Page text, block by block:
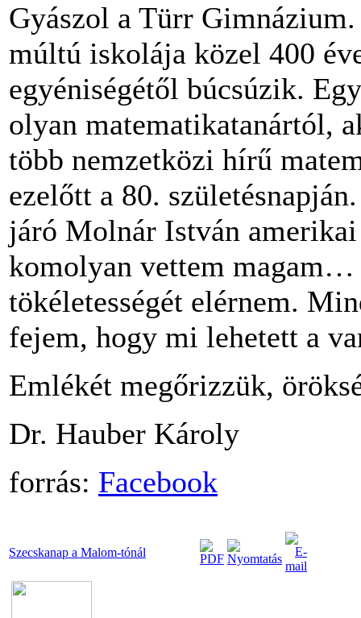
Gyászol a Türr
múltú iskolája közel 400
egyéniségétől búcsúzik.
olyan matematikatanártól,
több nemzetközi hírű
ezelőtt a 80.
járó Molnár István
komolyan vettem magam…
tökéletességét elérnem.
fejem, hogy mi lehetett a
Emlékét megőrizzük,
Dr. Hauber Károly
forrás: Facebook
Szecskanap a Malom-tónál